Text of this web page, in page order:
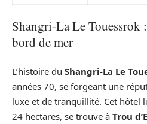
Shangri-La Le Touessrok
bord de mer
L’histoire du Shangri-La Le
années 70, se forgeant une
luxe et de tranquillité. Cet hôtel
24 hectares, se trouve à Trou